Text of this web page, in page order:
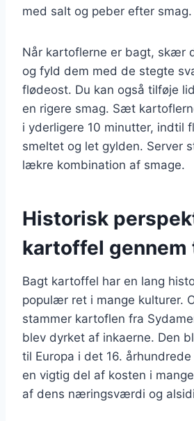
med salt og peber efter smag.
Når kartoflerne er bagt, skær
og fyld dem med de stegte
flødeost. Du kan også tilføje
en rigere smag. Sæt
i yderligere 10 minutter, indtil
smeltet og let gylden. Server
lækre kombination af smage.
Historisk
kartoffel gennem
Bagt kartoffel har en lang
populær ret i mange kulturer.
stammer kartoflen fra
blev dyrket af inkaerne. Den
til Europa i det 16.
en vigtig del af kosten i
af dens næringsværdi og